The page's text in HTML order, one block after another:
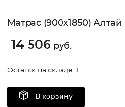
Матрас (900х1850) Алтай
14 506 руб.
Остаток на складе: 1
В корзину